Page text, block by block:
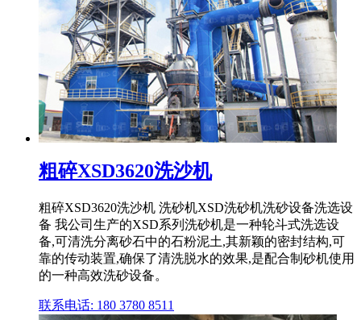
粗碎XSD3620洗沙机
粗碎XSD3620洗沙机 洗砂机XSD洗砂机洗砂设备洗选设
备 我公司生产的XSD系列洗砂机是一种轮斗式洗选设
备,可清洗分离砂石中的石粉泥土,其新颖的密封结构,可
靠的传动装置,确保了清洗脱水的效果,是配合制砂机使用
的一种高效洗砂设备。
联系电话: 180 3780 8511